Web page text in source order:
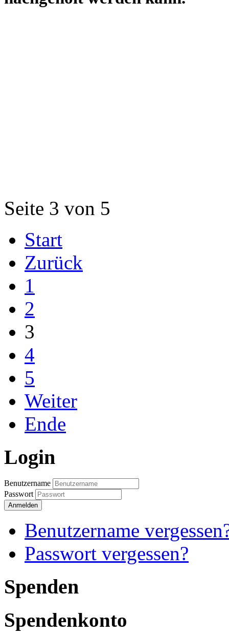
Seite 3 von 5
Start
Zurück
1
2
3
4
5
Weiter
Ende
Login
Benutzername
Passwort
Anmelden
Benutzername
Passwort vergessen?
Spenden
Spendenkonto